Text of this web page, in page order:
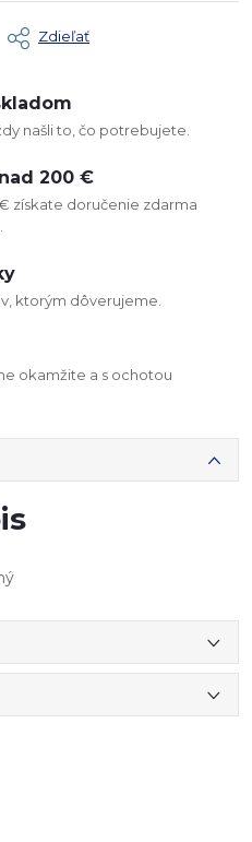
Zdieľať
našli to, čo potrebujete.
200 €
získate doručenie zdarma
ktorým dôverujeme.
okamžite a s ochotou